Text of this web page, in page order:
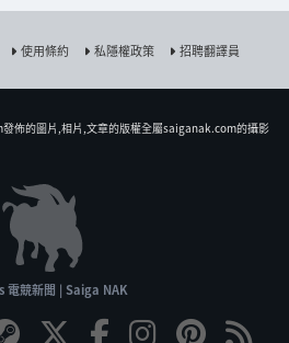
使用條約 私隱權政策 招聘翻譯員
佈的圖片,相片,文章的版權全屬saiganak.com的攝影
電競新聞 | Saiga NAK